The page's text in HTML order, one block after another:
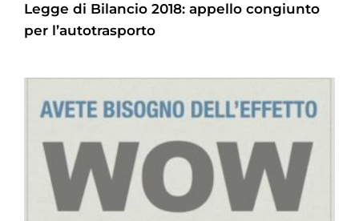
Legge di Bilancio 2018: appello congiunto
per l’autotrasporto